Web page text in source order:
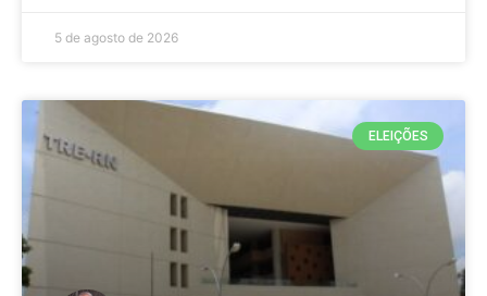
5 de agosto de 2026
ELEIÇÕES